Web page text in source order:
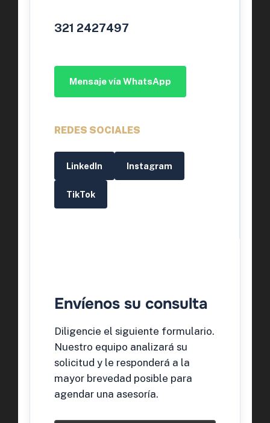
321 2427497
Mensaje vía WhatsApp
REDES SOCIALES
LinkedIn Instagram
TikTok
Envíenos su consulta
Diligencie el siguiente formulario.
Nuestro equipo analizará su
solicitud y le responderá a la
mayor brevedad posible para
agendar una asesoría.